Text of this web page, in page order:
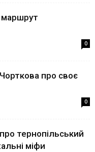
маршрут
0
про своє
0
тернопільський
міфи